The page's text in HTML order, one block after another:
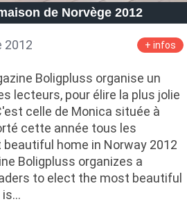
de Norvège 2012
2012 + infos
Boligpluss organise un
lecteurs, pour élire la plus jolie
celle de Monica située à
cette année tous les
home in Norway 2012
Boligpluss organizes a
to elect the most beautiful
is…